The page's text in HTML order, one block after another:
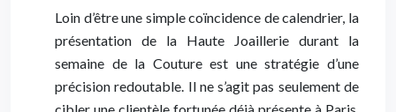
Loin d’être une simple coïncidence de calendrier, la
présentation de la Haute Joaillerie durant la
semaine de la Couture est une stratégie d’une
précision redoutable. Il ne s’agit pas seulement de